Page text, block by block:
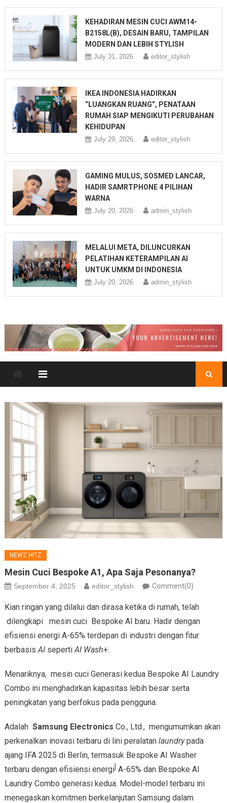
KEHADIRAN MESIN CUCI AWM14-
B2158L(B), DESAIN BARU, TAMPILAN
MODERN DAN LEBIH STYLISH
July 31, 2026 editor_stylish
IKEA INDONESIA HADIRKAN
“LUANGKAN RUANG”, PENATAAN
RUMAH SIAP MENGIKUTI PERUBAHAN
KEHIDUPAN
July 29, 2026 editor_stylish
GAMING MULUS, SOSMED LANCAR,
HADIR SAMRTPHONE 4 PILIHAN
WARNA
July 20, 2026 admin_stylish
MELALUI META, DILUNCURKAN
PELATIHAN KETERAMPILAN AI
UNTUK UMKM DI INDONESIA
July 20, 2026 admin_stylish
NEWZ HITZ
Mesin Cuci Bespoke A1, Apa Saja Pesonanya?
September 4, 2025 editor_stylish Comment(0)
Kian ringan yang dilalui dan dirasa ketika di rumah, telah
dilengkapi mesin cuci Bespoke AI baru. Hadir dengan
efisiensi energi A-65% terdepan di industri dengan fitur
berbasisAI sepertiAI Wash+.
Menariknya, mesin cuci Generasi kedua Bespoke AI Laundry
Combo ini menghadirkan kapasitas lebih besar serta
peningkatan yang berfokus pada pengguna.
Adalah Samsung Electronics Co., Ltd., mengumumkan akan
perkenalkan inovasi terbaru di lini peralatan laundrypada
ajang IFA 2025 di Berlin, termasuk Bespoke AI Washer
terbaru dengan efisiensi energi] A-65% dan Bespoke AI
Laundry Combo generasi kedua. Model-model terbaru ini
menegaskan komitmen berkelanjutan Samsung dalam